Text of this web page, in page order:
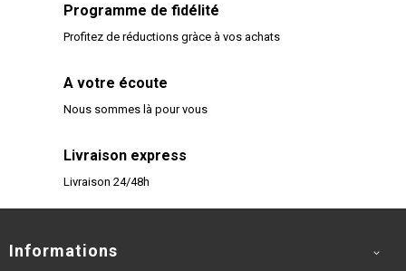
Programme de fidélité
Profitez de réductions gràce à vos achats
A votre écoute
Nous sommes là pour vous
Livraison express
Livraison 24/48h
Informations 